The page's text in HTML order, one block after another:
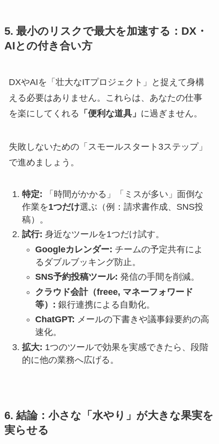
5. 最小のリスクで最大を加速する：DX・
AIとの付き合い方
DXやAIを「壮大なITプロジェクト」と捉えて身構
える必要はありません。これらは、あなたの仕事
を楽にしてくれる 「便利な道具」 に過ぎません。
失敗しないための「スモールスタート3ステップ」
で進めましょう。
特定: 「時間がかかる」「ミスが多い」面倒な
作業を1つだけ選ぶ（例：請求書作成、SNS投
稿）。
試行: 身近なツールを1つだけ試す。
Googleカレンダー: チームの予定共有によ
るダブルブッキング防止。
SNS予約投稿ツール: 発信の手間を削減。
クラウド会計（freee, マネーフォワード
等）: 銀行連携による自動化。
ChatGPT: メールの下書きや議事録要約の高
速化。
拡大: 1つのツールで効果を実感できたら、段階
的に他の業務へ広げる。
6. 結論：小さな「水やり」が大きな果実を
実らせる